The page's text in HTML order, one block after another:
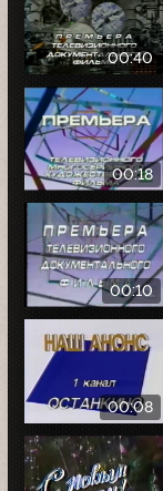
00:40
00:18
00:10
00:08